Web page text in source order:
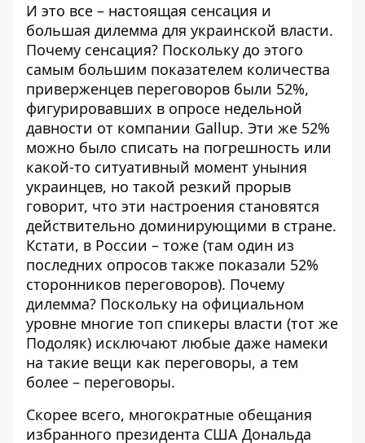
И это все – настоящая сенсация и
большая дилемма для украинской власти.
Почему сенсация? Поскольку до этого
самым большим показателем количества
приверженцев переговоров были 52%,
фигурировавших в опросе недельной
давности от компании Gallup. Эти же 52%
можно было списать на погрешность или
какой-то ситуативный момент уныния
украинцев, но такой резкий прорыв
говорит, что эти настроения становятся
действительно доминирующими в стране.
Кстати, в России – тоже (там один из
последних опросов также показали 52%
сторонников переговоров). Почему
дилемма? Поскольку на официальном
уровне многие топ спикеры власти (тот же
Подоляк) исключают любые даже намеки
на такие вещи как переговоры, а тем
более – переговоры.
Скорее всего, многократные обещания
избранного президента США Дональда